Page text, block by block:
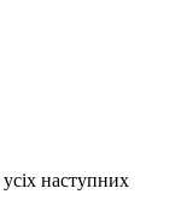
усіх наступних